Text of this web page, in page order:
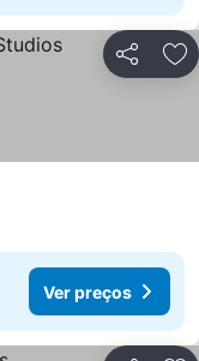
Partilhar
Ver preços